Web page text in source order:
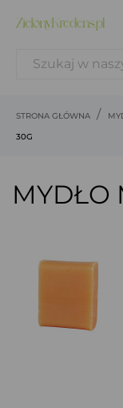
STRONA GŁÓWNA
30G
MYDŁO